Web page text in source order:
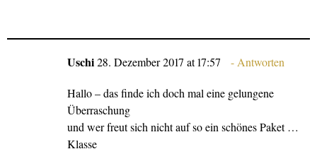
Uschi28. Dezember 2017 at 17:57 Antworten
Hallo – das finde ich doch mal eine gelungene
Überraschung
und wer freut sich nicht auf so ein schönes Paket …
Klasse